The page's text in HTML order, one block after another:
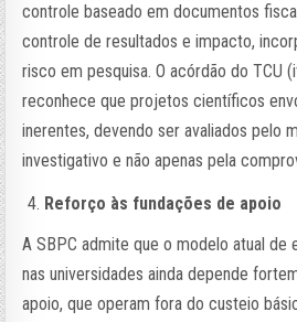
controle baseado em documentos
controle de resultados e impacto,
risco em pesquisa. O acórdão do TCU
reconhece que projetos científicos
inerentes, devendo ser avaliados pelo
investigativo e não apenas pela
Reforço às fundações de apoio
A SBPC admite que o modelo atual de
nas universidades ainda depende
apoio, que operam fora do custeio